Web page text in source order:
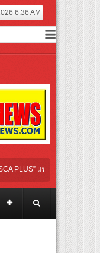
6:36 AM
ฟอร์มการเรียนรู้ “Creative
ล้านบาท
งนักท่องเที่ยวคุณภาพจากอินโ
เทิงยุคดิจิทัล
ง” และ “ณิชา” ร่วมเติมสีสัน